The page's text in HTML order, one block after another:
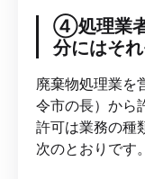
④処理業者
分にはそ
廃棄物処理業を
令市の長）から
許可は業務の種
次のとおりです。